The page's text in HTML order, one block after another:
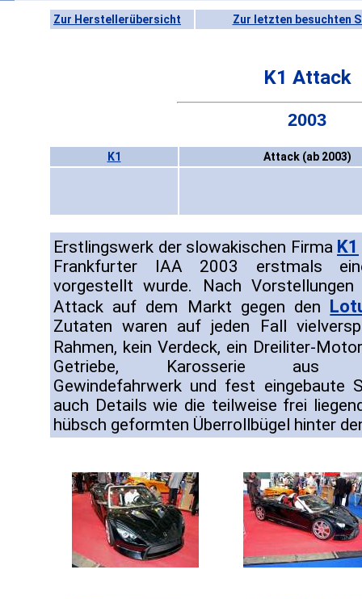
Zur Herstellerübersicht Zur letzten besuchten
K1 Attack
2003
K1 Attack (ab 2003)
Erstlingswerk der slowakischen Firma K1
Frankfurter IAA 2003 erstmals
vorgestellt wurde. Nach
Attack auf dem Markt gegen den
Zutaten waren auf jeden Fall
Rahmen, kein Verdeck, ein Dreiliter-
Getriebe, Karosserie aus
Gewindefahrwerk und fest eingebaute
auch Details wie die teilweise frei
hübsch geformten Überrollbügel hinter